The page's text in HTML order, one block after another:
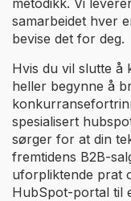
samarbeidet hver
bevise det for deg.
Hvis du vil slutte å
heller begynne å
spesialisert
sørger for at din
fremtidens B2B-
uforpliktende prat
HubSpot-portal til